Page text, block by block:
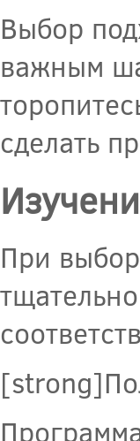
Выбор
важным
сделать
При